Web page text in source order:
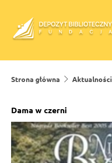
Strona główna Aktualności
Dama w czerni